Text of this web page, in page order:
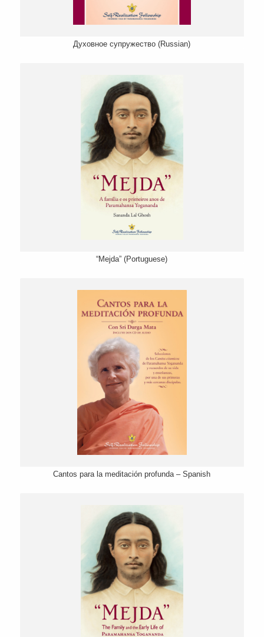
Духовное супружество (Russian)
“Mejda” (Portuguese)
Cantos para la meditación profunda – Spanish